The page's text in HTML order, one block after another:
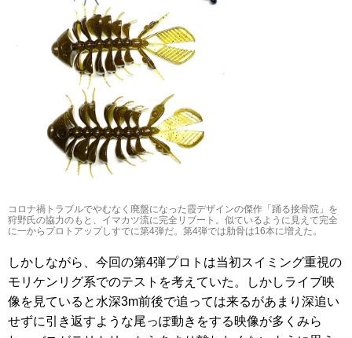
コロナ禍トラブルでやむなく廃盤になった霞デザインの傑作「踊る接骨院」を
狩野氏の協力のもと、イマカツ流に完全リブート。似ているように見えて完全
に一からプロトアップしすでに第4弾だ。第4弾では肋骨は16本に増えた。
しかしながら、今回の第4弾プロトは当初スイミング重視の
モリケンリグ系でのテストを考えていた。しかしライブ映
像を見ていると水深3m前後で追っては来るがあまり深追い
せずに引き返すような尾っぽ動きをする映像が多くみら